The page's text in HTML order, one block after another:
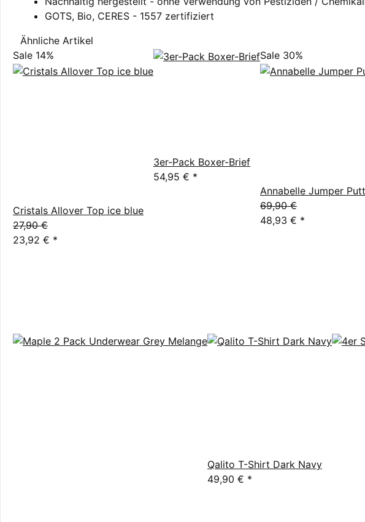
GOTS, Bio, CERES - 1557 zertifiziert
Ähnliche Artikel
Sale 14%
Cristals Allover Top ice blue
27,90 €
23,92 € *
3er-Pack Boxer-Brief
54,95 € *
Sale 30%
Annabelle Jumper
69,90 €
48,93 € *
Qalito T-Shirt Dark Navy
49,90 € *